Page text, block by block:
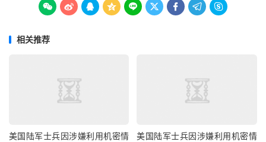
        
相关推荐
美国陆军士兵因涉嫌利用机密情
美国陆军士兵因涉嫌利用机密情